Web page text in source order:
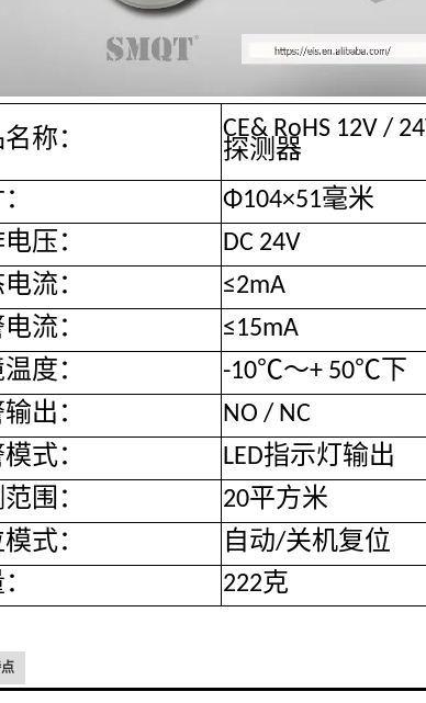
称：
CE& RoHS 12V /
探测器
Φ104×51毫米
压：
DC 24V
流：
≤2mA
流：
≤15mA
度：
-10℃〜+ 50℃下
出：
NO / NC
式：
LED指示灯输出
围：
20平方米
式：
自动/关机复位
222克